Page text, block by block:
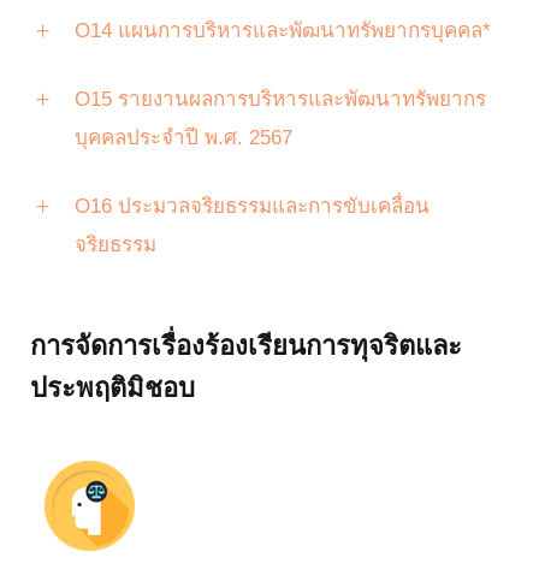
O14 แผนการบริหารและพัฒนาทรัพยากรบุคคล*
O15 รายงานผลการบริหารและพัฒนาทรัพยากร
บุคคลประจำปี พ.ศ. 2567
O16 ประมวลจริยธรรมและการขับเคลื่อน
จริยธรรม
การจัดการเรื่องร้องเรียนการทุจริตและ
ประพฤติมิชอบ